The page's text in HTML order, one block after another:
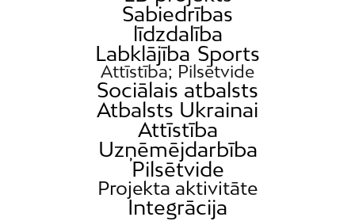
Sabiedrības
līdzdalība
Labklājība Sports
Attīstība; Pilsētvide
Sociālais atbalsts
Atbalsts Ukrainai
Attīstība
Uzņēmējdarbība
Pilsētvide
Projekta aktivitāte
Integrācija